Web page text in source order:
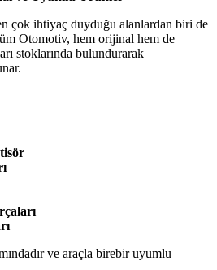
çok ihtiyaç duyduğu alanlardan biri de
Otomotiv, hem orijinal hem de
stoklarında bulundurarak
ve araçla birebir uyumlu